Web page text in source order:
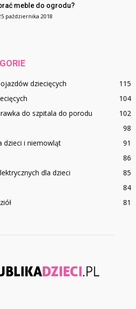
meble do ogrodu?
października 2018
dziecięcych
115
104
do szpitala do porodu
102
98
dzieci i niemowląt
91
86
dla dzieci
85
84
81